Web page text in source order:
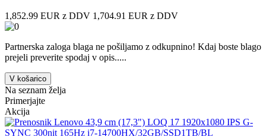
1,852.99 EUR z DDV 1,704.91 EUR z DDV
Partnerska zaloga blaga ne pošiljamo z odkupnino! ​Kdaj boste blago
prejeli preverite spodaj v opis.....
V košarico
Na seznam želja
Primerjajte
Akcija